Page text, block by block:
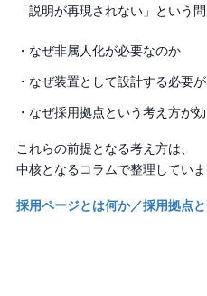
「説明が再現されない」という
・なぜ非属人化が必要なのか
・なぜ装置として設計する必要
・なぜ採用拠点という考え方が
これらの前提となる考え方は、
中核となるコラムで整理していま
採用ページとは何か／採用拠点